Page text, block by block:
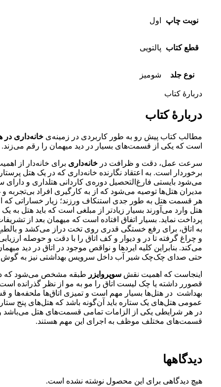
نوبت چاپ اول
قطع کتاب پالتویی
نوع جلد شومیز
دربارهٔ کتاب
دربارهٔ کتاب
مطالب کتاب پیش رو به طور کاربردی در زمینه‌ی خانه‌داری در
است که یکی از قسمت‌های بسیار در دید میهمان را رقم می‌زند.
سرعت عمل، دقت و ظرافت در خانه‌داری برای خانه‌دار از
برخوردار است. به اعتقاد نگارنده خانه‌داری که در یک هتل
می‌شود بایستی فارغ‌التحصیل دوره‌ی کاردانی هتلداری و دارای
مدیران هتل‌ها توصیه می‌شود که از به کارگیری افراد
هر قسمت هتل به طور جدی استنکاف ورزند؛ زیار خساراتی که
هتل وارد می‌آورند بسیار زیادتر از مبلغی است که باید هتل به یک
پرداخت نماید. بسیار اتفاق افتاده است که میهمان بعد از
به اتاق، برای رفع خستگی قدری روی تخت دراز می‌کشد و
و چراغ گرفته تا در و دیوار و کف اتاق را با دقت و حوصله
می‌کند. بنابراین کلیه ایردها و نواقص موجود در اتاق در دید
حتی صدای چک‌چک شیر آب داخل سرویس بهداشتی نیز به
اینجاست که اهمیت نقش سوپروایزر طبقه مشخص می‌شود که
قصورر داشته یا چک لیست اتاق را مو به مو از نظر گذرانده
بهداشت در هتل‌ها بسیار مهم است و تمیزی اتاق‌ها ملحفه‌ها
عمومی هتل‌های یک ستاره باید آن‌گونه باشد که هتل‌های پنج
در هر شرایطی یکی از الزامات تمامی قسمت‌های هتل می‌باشد
قسمت‌های مختلف موظف به اجرای این مهم هستند.
دیدگاهها
هیچ دیدگاهی برای این محصول نوشته نشده است.